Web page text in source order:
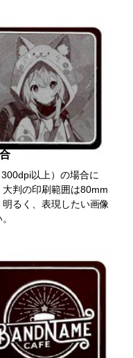
以上）の場合に
判の印刷範囲は80mm
るく、表現したい画像